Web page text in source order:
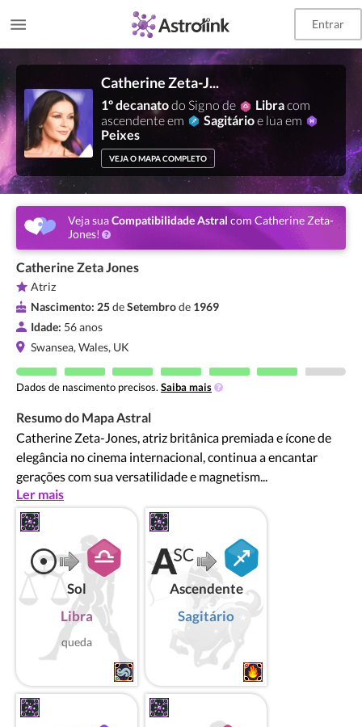
Entrar
Catherine Zeta-Jones
1º decanatodo Signo de Libracom
ascendente em
Sagitárioe lua em
Peixes
VEJA O MAPA COMPLETO
Veja suaCompatibilidade Astral com Catherine Zeta-
Jones!
Catherine Zeta Jones
Atriz
Nascimento: 25deSetembrode 1969
Idade: 56 anos
Swansea, Wales, UK
Dados de nascimento precisos. Saiba mais
Resumo do Mapa Astral
Catherine Zeta-Jones, atriz britânica premiada e ícone de
elegância no cinema internacional, continua a encantar
gerações com sua versatilidade e magnetism...
Ler mais
Sol
Libra
queda
Ascendente
Sagitário